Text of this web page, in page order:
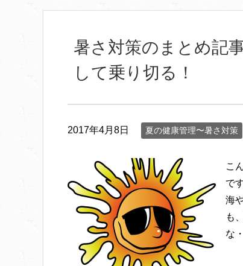
暑さ対策のまとめ記
して乗り切る！
2017年4月8日 夏の健康管理〜暑さ対策
こ
で
海
も
な